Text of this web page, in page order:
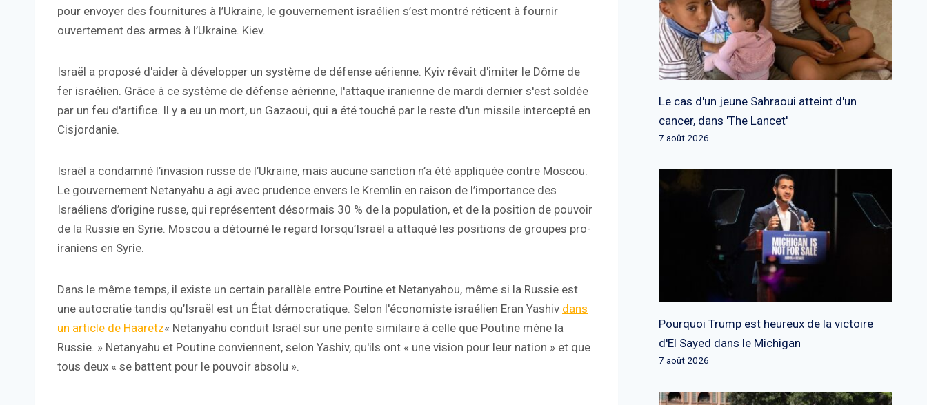
pour envoyer des fournitures à l’Ukraine, le gouvernement israélien s’est montré réticent à fournir
ouvertement des armes à l’Ukraine. Kiev.
Israël a proposé d'aider à développer un système de défense aérienne. Kyiv rêvait d'imiter le Dôme de
fer israélien. Grâce à ce système de défense aérienne, l'attaque iranienne de mardi dernier s'est soldée
par un feu d'artifice. Il y a eu un mort, un Gazaoui, qui a été touché par le reste d'un missile intercepté en
Cisjordanie.
Israël a condamné l’invasion russe de l’Ukraine, mais aucune sanction n’a été appliquée contre Moscou.
Le gouvernement Netanyahu a agi avec prudence envers le Kremlin en raison de l’importance des
Israéliens d’origine russe, qui représentent désormais 30 % de la population, et de la position de pouvoir
de la Russie en Syrie. Moscou a détourné le regard lorsqu’Israël a attaqué les positions de groupes pro-
iraniens en Syrie.
Dans le même temps, il existe un certain parallèle entre Poutine et Netanyahou, même si la Russie est
une autocratie tandis qu’Israël est un État démocratique. Selon l'économiste israélien Eran Yashiv dans
un article de Haaretz« Netanyahu conduit Israël sur une pente similaire à celle que Poutine mène la
Russie. » Netanyahu et Poutine conviennent, selon Yashiv, qu'ils ont « une vision pour leur nation » et que
tous deux « se battent pour le pouvoir absolu ».
Le cas d'un jeune Sahraoui atteint d'un
cancer, dans 'The Lancet'
7 août 2026
Pourquoi Trump est heureux de la victoire
d'El Sayed dans le Michigan
7 août 2026